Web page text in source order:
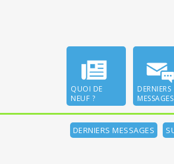
QUOI DE
NEUF ?
DERNIERS
MESSAGES
DERNIERS MESSAGES